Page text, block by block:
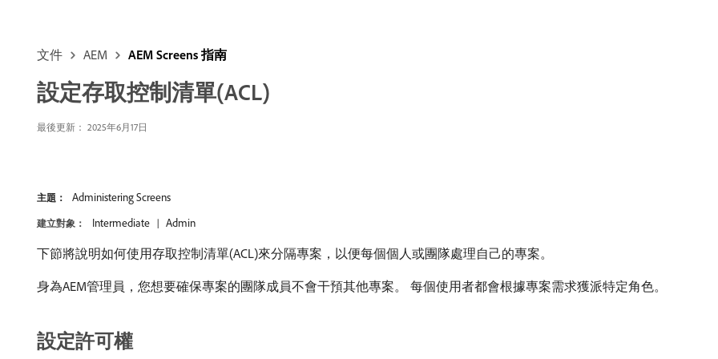
文件 AEM AEM Screens 指南
設定存取控制清單(ACL)
最後更新： 2025年6月17日
主題： Administering Screens
建立對象： Intermediate Admin
下節將說明如何使用存取控制清單(ACL)來分隔專案，以便每個個人或團隊處理自己的專案。
身為AEM管理員，您想要確保專案的團隊成員不會干預其他專案。 每個使用者都會根據專案需求獲派特定角色。
設定許可權